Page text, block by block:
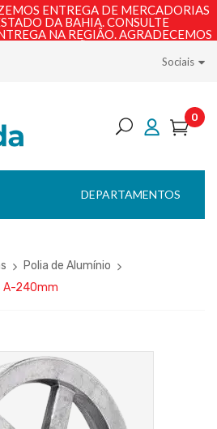
ENTREGA DE MERCADORIAS
DA BAHIA. CONSULTE
NA REGIÃO. AGRADECEMOS
Sociais
0
DEPARTAMENTOS
Polia de Alumínio
A-240mm